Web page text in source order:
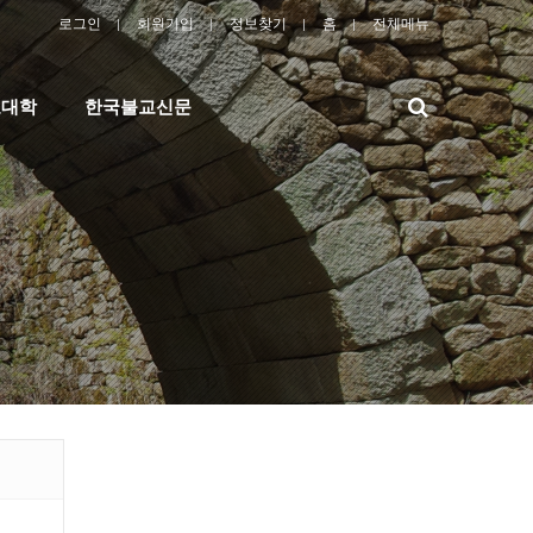
로그인 회원가입 정보찾기 홈 전체메뉴
학 한국불교신문
검
색